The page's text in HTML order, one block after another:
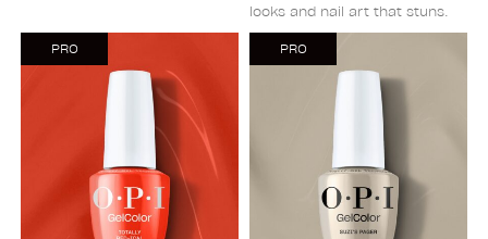
looks and nail art that stuns.
PRO PRO